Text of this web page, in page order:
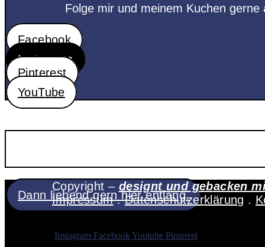
Folge mir und meinem Kuchen gerne
Facebook
Instagram
Pinterest
YouTube
Dann liebend gern hier entlang.
Copyright – designt und gebacken
Impressum.Datenschutzerklärung .
Instagram Facebook Youtube Pinterest